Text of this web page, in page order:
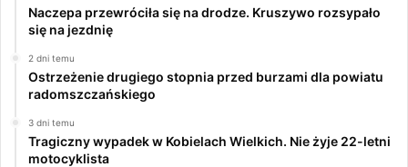
Naczepa przewróciła się na drodze. Kruszywo rozsypało
się na jezdnię
2 dni temu
Ostrzeżenie drugiego stopnia przed burzami dla powiatu
radomszczańskiego
3 dni temu
Tragiczny wypadek w Kobielach Wielkich. Nie żyje 22-letni
motocyklista